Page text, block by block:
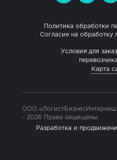
Политика обработки
Согласие на обработку
Условия для
Карта
ООО
- 2026 Права защищены.
Разработка и